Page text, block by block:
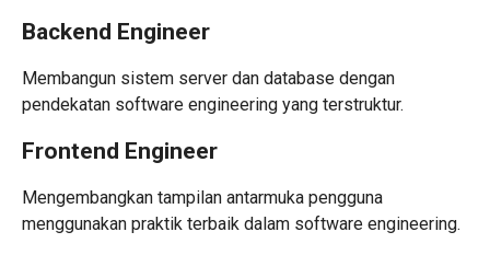
Backend Engineer
Membangun sistem server dan database dengan
pendekatan software engineering yang terstruktur.
Frontend Engineer
Mengembangkan tampilan antarmuka pengguna
menggunakan praktik terbaik dalam software engineering.